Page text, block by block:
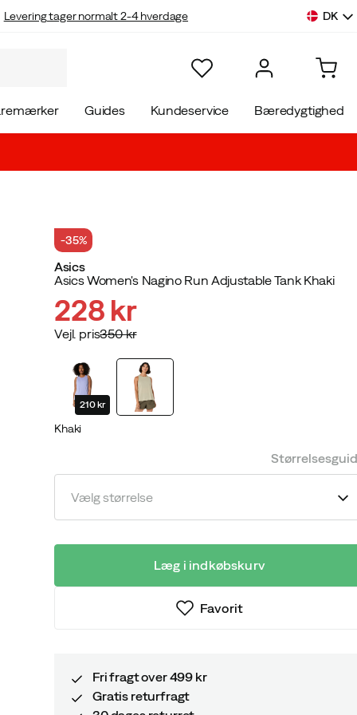
Levering tager normalt 2-4 hverdage DK
Guides Kundeservice Bæredygtighed
-35%
Asics
Asics Women's Nagino Run Adjustable Tank Khaki
discounted
price
228 kr
original
price
Vejl. pris350 kr
210 kr
Khaki
Vælg størrelse
Læg i indkøbskurv
Favorit
Fri fragt over 499 kr
Gratis returfragt